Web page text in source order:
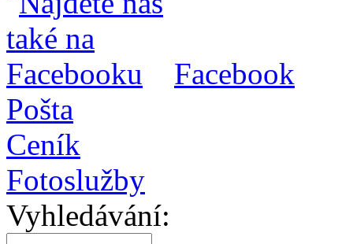
Facebook
Pošta
Ceník
Fotoslužby
Vyhledávání: